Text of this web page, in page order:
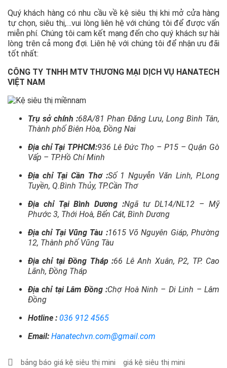
Quý khách hàng có nhu cầu về kệ siêu thị khi mở cửa hàng
tự chọn, siêu thị,…vui lòng liên hệ với chúng tôi để được vấn
miễn phí. Chúng tôi cam kết mạng đến cho quý khách sự hài
lòng trên cả mong đợi. Liên hệ với chúng tôi để nhận ưu đãi
tốt nhất:
CÔNG TY TNHH MTV THƯƠNG MẠI DỊCH VỤ HANATECH
VIỆT NAM
Trụ sở chính :68A/81 Phan Đăng Lưu, Long Bình Tân,
Thành phố Biên Hòa, Đồng Nai
Địa chỉ Tại TPHCM:936 Lê Đức Thọ – P15 – Quận Gò
Vấp – TP.Hồ Chí Minh
Địa chỉ Tại Cần Thơ :Số 1 Nguyễn Văn Linh, P.Long
Tuyền, Q.Bình Thủy, TP.Cần Thơ
Địa chỉ Tại Bình Dương :Ngã tư DL14/NL12 – Mỹ
Phước 3, Thới Hoà, Bến Cát, Bình Dương
Địa chỉ Tại Vũng Tàu :1615 Võ Nguyên Giáp, Phường
12, Thành phố Vũng Tàu
Địa chỉ tại Đồng Tháp :66 Lê Anh Xuân, P2, TP. Cao
Lãnh, Đồng Tháp
Địa chỉ tại Lâm Đồng :Chợ Hoà Ninh – Di Linh – Lâm
Đồng
Hotline : 036 912 4565
Email: Hanatechvn.com@gmail.com
bảng báo giá kệ siêu thị mini
giá kệ siêu thị mini